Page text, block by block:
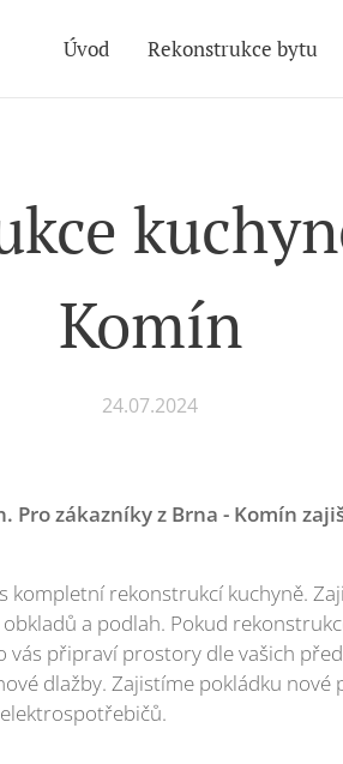
Úvod Rekonstrukce bytu
Komín
24.07.2024
Pro zákazníky z Brna - Komín
kompletní rekonstrukcí kuchyně.
a podlah. Pokud
připraví prostory dle vašich
dlažby. Zajistíme pokládku nové